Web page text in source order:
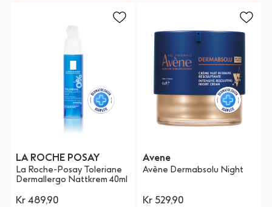
LA ROCHE POSAY
La Roche-Posay Toleriane
Dermallergo Nattkrem 40ml
Kr 489,90
Avene
Avène Dermabsolu Night
Kr 529,90